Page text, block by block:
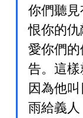
你們聽見
恨你的
愛你們
告。這樣
因為他
雨給義